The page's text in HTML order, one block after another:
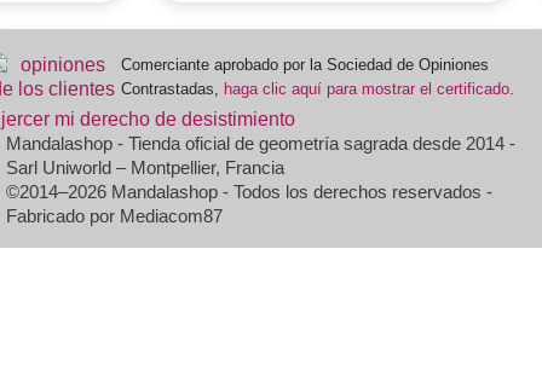
Comerciante aprobado por la Sociedad de Opiniones
Contrastadas, haga clic aquí para mostrar el certificado.
mi derecho de desistimiento
Mandalashop - Tienda oficial de geometría sagrada desde 2014 -
Sarl Uniworld – Montpellier, Francia
©2014–2026 Mandalashop - Todos los derechos reservados -
Fabricado por Mediacom87